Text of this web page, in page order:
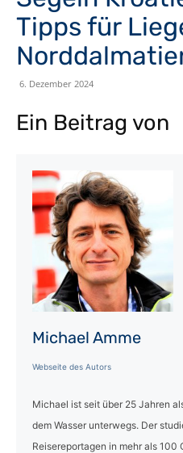
Tipps für
6. Dezember 2024
Ein Beitrag von
Michael Amme
Webseite des Autors
Michael ist seit über 25 Jahren
dem Wasser unterwegs. Der
Reisereportagen in mehr als 100